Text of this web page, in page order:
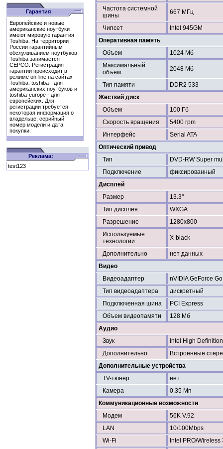
Гарантия
Европейские и новые
американские ноутбуки
имеют мировую гарантия
Toshiba. На территории
России гарантийным
обслуживанием ноутбуков
Toshiba занимается
СЕРСО. Регистрация
гарантии происходит в
режиме on-line на сайтах
Toshiba: toshiba - для
американских ноутбуков и
toshiba-europe - для
европейских. Для
регистрации требуется
некоторая информация о
владельце, серийный
номер модели и дата
покупки.
Реклама:
test123
Частота системной
шины
667 МГц
Чипсет
Intel 945GM
Оперативная память
Объем
1024 Мб
Максимальный
объем
2048 Мб
Тип памяти
DDR2 533
Жесткий диск
Объем
100 Гб
Скорость вращения
5400 rpm
Интерфейс
Serial ATA
Оптический привод
Тип
DVD-RW Super
Подключение
фиксированный
Дисплей
Размер
13.3"
Тип дисплея
WXGA
Разрешение
1280x800
Используемые
технологии
X-black
Дополнительно
нет данных
Видео
Видеоадаптер
nVIDIA GeForce
Тип видеоадаптера
дискретный
Подключенная шина
PCI Express
Объем видеопамяти
128 Мб
Аудио
Звук
Intel High
Дополнительно
Встроенные
Дополнительные устройства
TV-тюнер
нет
Камера
0.35 Мп
Коммуникационные возможности
Модем
56K V.92
LAN
10/100Mbps
Wi-Fi
Intel PRO/